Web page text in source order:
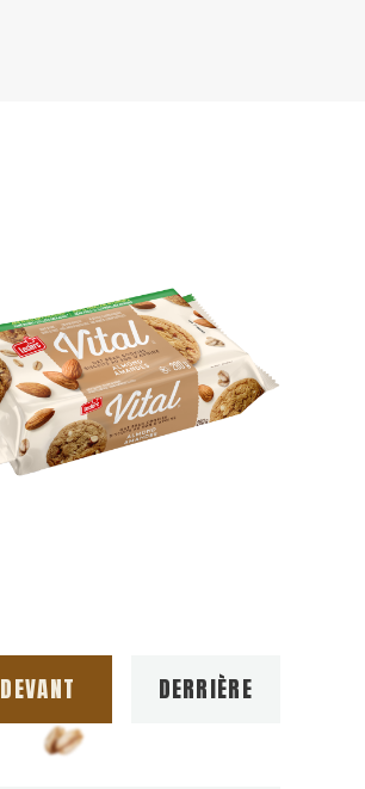
DEVANT DERRIÈRE